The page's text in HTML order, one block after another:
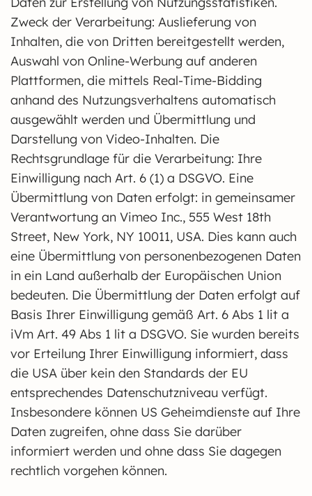
Zweck der Verarbeitung: Auslieferung von
Inhalten, die von Dritten bereitgestellt werden,
Auswahl von Online-Werbung auf anderen
Plattformen, die mittels Real-Time-Bidding
anhand des Nutzungsverhaltens automatisch
ausgewählt werden und Übermittlung und
Darstellung von Video-Inhalten. Die
Rechtsgrundlage für die Verarbeitung: Ihre
Einwilligung nach Art. 6 (1) a DSGVO. Eine
Übermittlung von Daten erfolgt: in gemeinsamer
Verantwortung an Vimeo Inc., 555 West 18th
Street, New York, NY 10011, USA. Dies kann auch
eine Übermittlung von personenbezogenen Daten
in ein Land außerhalb der Europäischen Union
bedeuten. Die Übermittlung der Daten erfolgt auf
Basis Ihrer Einwilligung gemäß Art. 6 Abs 1 lit a
iVm Art. 49 Abs 1 lit a DSGVO. Sie wurden bereits
vor Erteilung Ihrer Einwilligung informiert, dass
die USA über kein den Standards der EU
entsprechendes Datenschutzniveau verfügt.
Insbesondere können US Geheimdienste auf Ihre
Daten zugreifen, ohne dass Sie darüber
informiert werden und ohne dass Sie dagegen
rechtlich vorgehen können.